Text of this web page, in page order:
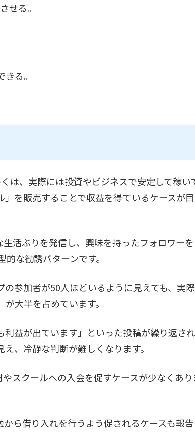
せる。
る。
は、実際には投資やビジネスで安定して稼い
を販売することで収益を得ているケースが
活ぶりを発信し、興味を持ったフォロワーを
な勧誘パターンです。
参加者が50人ほどいるように見えても、実
大半を占めています。
益が出ています」といった投稿が繰り返さ
、冷静な判断が難しくなります。
スクールへの入会を促すケースが少なくあり
ら借り入れを行うよう促されるケースも報